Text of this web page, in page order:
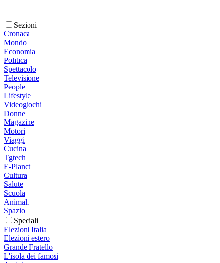
Sezioni
Cronaca
Mondo
Economia
Politica
Spettacolo
Televisione
People
Lifestyle
Videogiochi
Donne
Magazine
Motori
Viaggi
Cucina
Tgtech
E-Planet
Cultura
Salute
Scuola
Animali
Spazio
Speciali
Elezioni Italia
Elezioni estero
Grande Fratello
L'isola dei famosi